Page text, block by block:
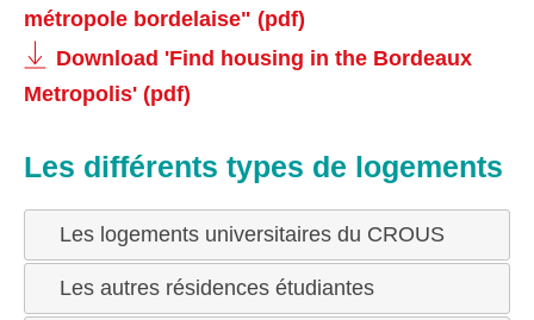
métropole bordelaise" (pdf)
Download 'Find housing in the Bordeaux
Metropolis' (pdf)
Les différents types de logements
Les logements universitaires du CROUS
Les autres résidences étudiantes